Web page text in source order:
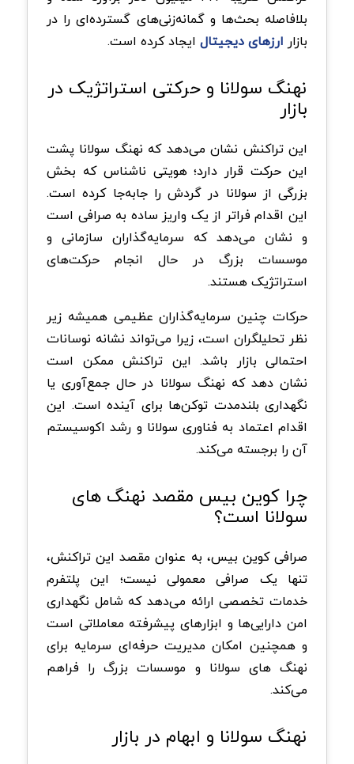
بلافاصله بحث‌ها و گمانه‌زنی‌های گسترده‌ای را در
بازار ارزهای دیجیتال ایجاد کرده است.
نهنگ سولانا و حرکتی استراتژیک در
بازار
این تراکنش نشان می‌دهد که نهنگ سولانا پشت
این حرکت قرار دارد؛ هویتی ناشناس که بخش
بزرگی از سولانا در گردش را جابه‌جا کرده است.
این اقدام فراتر از یک واریز ساده به صرافی است
و نشان می‌دهد که سرمایه‌گذاران سازمانی و
موسسات بزرگ در حال انجام حرکت‌های
استراتژیک هستند.
حرکات چنین سرمایه‌گذاران عظیمی همیشه زیر
نظر تحلیلگران است، زیرا می‌تواند نشانه نوسانات
احتمالی بازار باشد. این تراکنش ممکن است
نشان دهد که نهنگ سولانا در حال جمع‌آوری یا
نگهداری بلندمدت توکن‌ها برای آینده است. این
اقدام اعتماد به فناوری سولانا و رشد اکوسیستم
آن را برجسته می‌کند.
چرا کوین ‌بیس مقصد نهنگ های
سولانا است؟
صرافی کوین بیس، به عنوان مقصد این تراکنش،
تنها یک صرافی معمولی نیست؛ این پلتفرم
خدمات تخصصی ارائه می‌دهد که شامل نگهداری
امن دارایی‌ها و ابزارهای پیشرفته معاملاتی است
و همچنین امکان مدیریت حرفه‌ای سرمایه برای
نهنگ های سولانا و موسسات بزرگ را فراهم
می‌کند.
نهنگ سولانا و ابهام در بازار